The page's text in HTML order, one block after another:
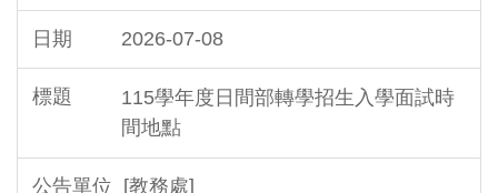
2026-07-08
115學年度日間部轉學招生入學面試時
間地點
[教務處]